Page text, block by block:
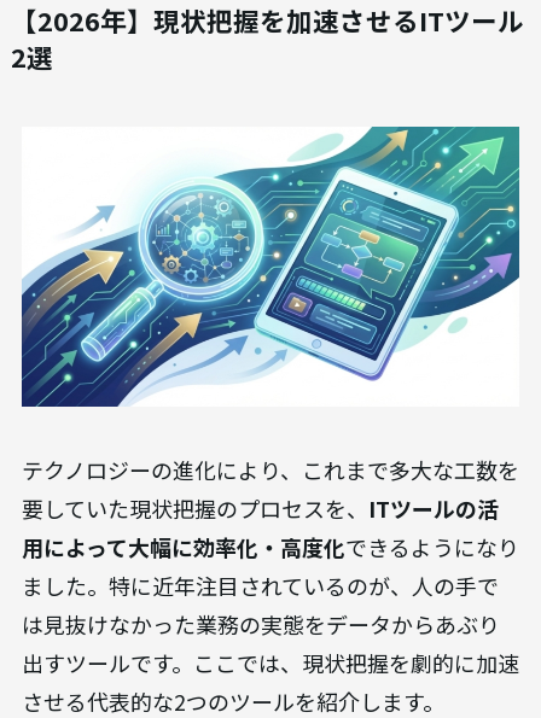
【2026年】現状把握を加速させるITツール
2選
テクノロジーの進化により、これまで多大な工数を
要していた現状把握のプロセスを、 ITツールの活
用によって大幅に効率化・高度化できるようになり
ました。特に近年注目されているのが、人の手で
は見抜けなかった業務の実態をデータからあぶり
出すツールです。ここでは、現状把握を劇的に加速
させる代表的な2つのツールを紹介します。